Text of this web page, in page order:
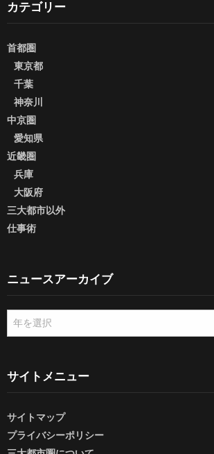
カテゴリー
首都圏
東京都
千葉
神奈川
中京圏
愛知県
近畿圏
兵庫
大阪府
三大都市以外
仕事術
ニュースアーカイブ
ニ
ア
イ
ブ
サイトメニュー
サイトマップ
プライバシーポリシー